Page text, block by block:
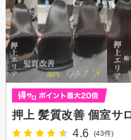
押上 髪質改善 個室サ
4.6
(43件)